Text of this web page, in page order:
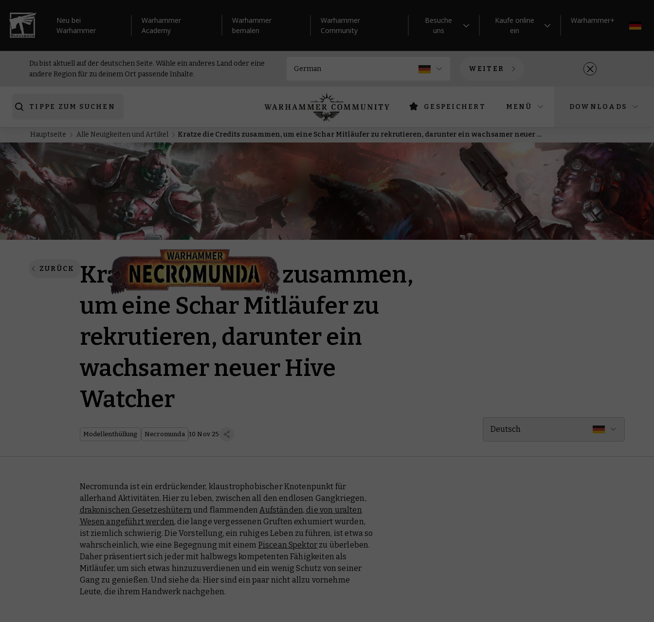
Neu bei
Warhammer
Warhammer
Academy
Warhammer
bemalen
Warhammer
Community
Besuche
uns
Kaufe online
ein
Warhammer+
Du bist aktuell auf der deutschen Seite. Wähle ein anderes Land oder eine
andere Region für zu deinem Ort passende Inhalte.
WEITER
TIPPE ZUM SUCHEN GESPEICHERT MENÜ DOWNLOADS
Hauptseite Alle Neuigkeiten und Artikel Kratze die Credits zusammen, um eine Schar Mitläufer zu rekrutieren, darunter ein wachsamer neuer Hive Watcher
ZURÜCK
Kratze die Credits zusammen,
um eine Schar Mitläufer zu
rekrutieren, darunter ein
wachsamer neuer Hive
Watcher
Modellenthüllung Necromunda 10 Nov 25
Deutsch
Necromunda ist ein erdrückender, klaustrophobischer Knotenpunkt für
allerhand Aktivitäten. Hier zu leben, zwischen all den endlosen Gangkriegen,
drakonischen Gesetzeshütern und flammendenAufständen, die von uralten
Wesen angeführt werden, die lange vergessenen Gruften exhumiert wurden,
ist ziemlich schwierig. Die Vorstellung, ein ruhiges Leben zu führen, ist etwa so
wahrscheinlich, wie eine Begegnung mit einem Piscean Spektor zu überleben.
Daher präsentiert sich jeder mit halbwegs kompetenten Fähigkeiten als
Mitläufer, um sich etwas hinzuzuverdienen und ein wenig Schutz von seiner
Gang zu genießen. Und siehe da: Hier sind ein paar nicht allzu vornehme
Leute, die ihrem Handwerk nachgehen.